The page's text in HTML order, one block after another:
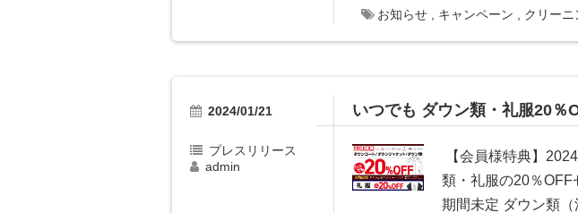
お知らせ キャンペーン クリーニ
いつでも ダウン類・礼服20％
【会員様特典】
類・礼服の20％OFF
期間未定 ダウン類（
2024/01/21
プレスリリース
admin